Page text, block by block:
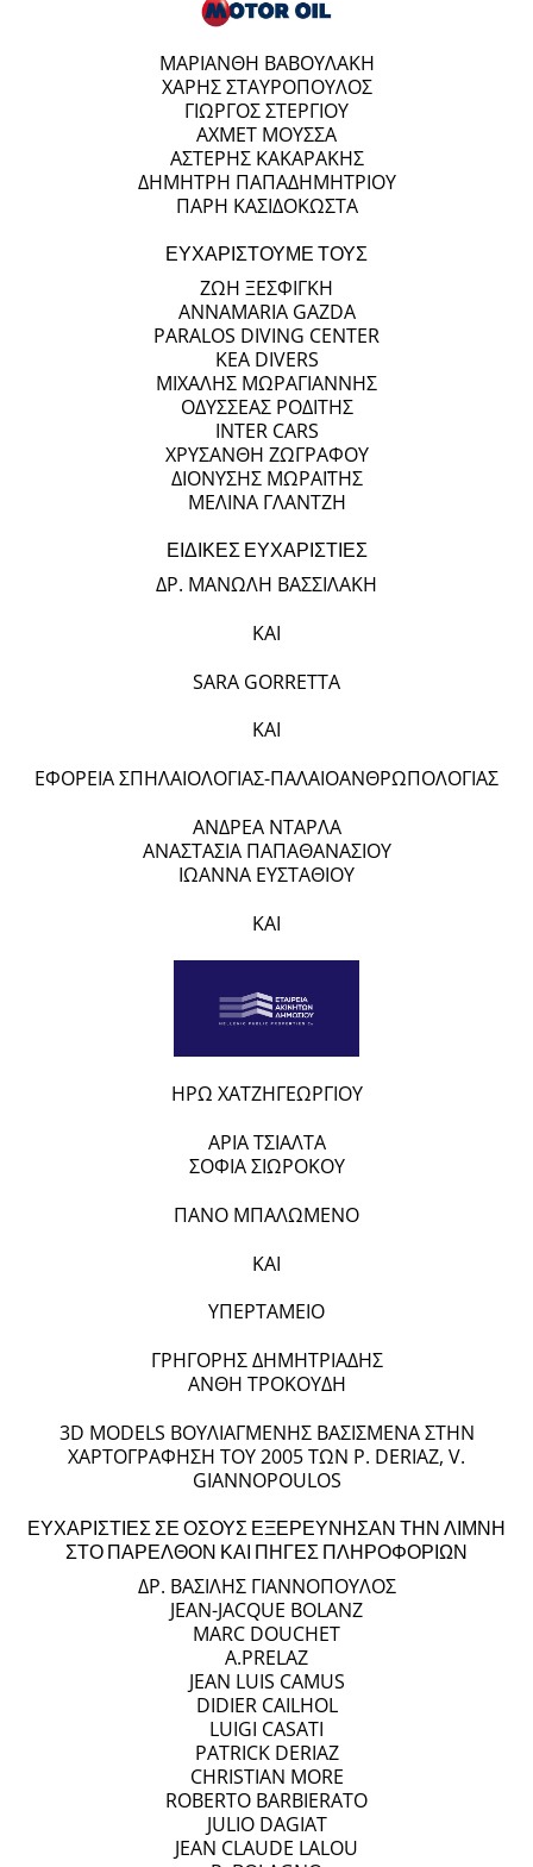
ΜΑΡΙΑΝΘΗ ΒΑΒΟΥΛΑΚΗ
ΧΑΡΗΣ ΣΤΑΥΡΟΠΟΥΛΟΣ
ΓΙΩΡΓΟΣ ΣΤΕΡΓΙΟΥ
ΑΧΜΕΤ ΜΟΥΣΣΑ
ΑΣΤΕΡΗΣ ΚΑΚΑΡΑΚΗΣ
ΔΗΜΗΤΡΗ ΠΑΠΑΔΗΜΗΤΡΙΟΥ
ΠΑΡΗ ΚΑΣΙΔΟΚΩΣΤΑ
ΕΥΧΑΡΙΣΤΟΥΜΕ ΤΟΥΣ
ΖΩΗ ΞΕΣΦΙΓΚΗ
ANNAMARIA GAZDA
PARALOS DIVING CENTER
KEA DIVERS
ΜΙΧΑΛΗΣ ΜΩΡΑΓΙΑΝΝΗΣ
ΟΔΥΣΣΕΑΣ ΡΟΔΙΤΗΣ
INTER CARS
ΧΡΥΣΑΝΘΗ ΖΩΓΡΑΦΟΥ
ΔΙΟΝΥΣΗΣ ΜΩΡΑΪΤΗΣ
ΜΕΛΙΝΑ ΓΛΑΝΤΖΗ
ΕΙΔΙΚΕΣ ΕΥΧΑΡΙΣΤΙΕΣ
ΔΡ. ΜΑΝΩΛΗ ΒΑΣΣΙΛΑΚΗ
ΚΑΙ
SARA GORRETTA
ΚΑΙ
ΕΦΟΡΕΙΑ ΣΠΗΛΑΙΟΛΟΓΙΑΣ-ΠΑΛΑΙΟΑΝΘΡΩΠΟΛΟΓΙΑΣ
ΑΝΔΡΕΑ ΝΤΑΡΛΑ
ΑΝΑΣΤΑΣΙΑ ΠΑΠΑΘΑΝΑΣΙΟΥ
ΙΩΑΝΝΑ ΕΥΣΤΑΘΙΟΥ
ΚΑΙ
ΗΡΩ ΧΑΤΖΗΓΕΩΡΓΙΟΥ
ΑΡΙΑ ΤΣΙΑΛΤΑ
ΣΟΦΙΑ ΣΙΩΡΟΚΟΥ
ΠΑΝΟ ΜΠΑΛΩΜΕΝΟ
ΚΑΙ
ΥΠΕΡΤΑΜΕΙΟ
ΓΡΗΓΟΡΗΣ ΔΗΜΗΤΡΙΑΔΗΣ
ΑΝΘΗ ΤΡΟΚΟΥΔΗ
3D MODELS ΒΟΥΛΙΑΓΜΕΝΗΣ ΒΑΣΙΣΜΕΝΑ ΣΤΗΝ
ΧΑΡΤΟΓΡΑΦΗΣΗ ΤΟΥ 2005 ΤΩΝ P. DERIAZ, V.
GIANNOPOULOS
ΕΥΧΑΡΙΣΤΙΕΣ ΣΕ ΟΣΟΥΣ ΕΞΕΡΕΥΝΗΣΑΝ ΤΗΝ ΛΙΜΝΗ
ΣΤΟ ΠΑΡΕΛΘΟΝ ΚΑΙ ΠΗΓΕΣ ΠΛΗΡΟΦΟΡΙΩΝ
ΔΡ. ΒΑΣΙΛΗΣ ΓΙΑΝΝΟΠΟΥΛΟΣ
JEAN-JACQUE BOLANZ
MARC DOUCHET
A.PRELAZ
JEAN LUIS CAMUS
DIDIER CAILHOL
LUIGI CASATI
PATRICK DERIAZ
CHRISTIAN MORE
ROBERTO BARBIERATO
JULIO DAGIAT
JEAN CLAUDE LALOU